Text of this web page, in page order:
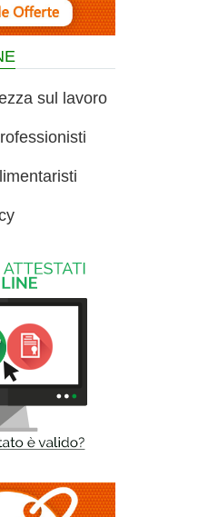
sul lavoro